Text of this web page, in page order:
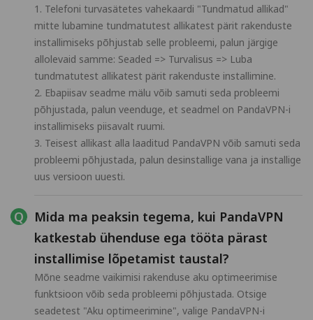
1. Telefoni turvasätetes vahekaardi "Tundmatud allikad"
mitte lubamine tundmatutest allikatest pärit rakenduste
installimiseks põhjustab selle probleemi, palun järgige
allolevaid samme: Seaded => Turvalisus => Luba
tundmatutest allikatest pärit rakenduste installimine.
2. Ebapiisav seadme mälu võib samuti seda probleemi
põhjustada, palun veenduge, et seadmel on PandaVPN-i
installimiseks piisavalt ruumi.
3. Teisest allikast alla laaditud PandaVPN võib samuti seda
probleemi põhjustada, palun desinstallige vana ja installige
uus versioon uuesti.
Mida ma peaksin tegema, kui PandaVPN
katkestab ühenduse ega tööta pärast
installimise lõpetamist taustal?
Mõne seadme vaikimisi rakenduse aku optimeerimise
funktsioon võib seda probleemi põhjustada. Otsige
seadetest "Aku optimeerimine", valige PandaVPN-i